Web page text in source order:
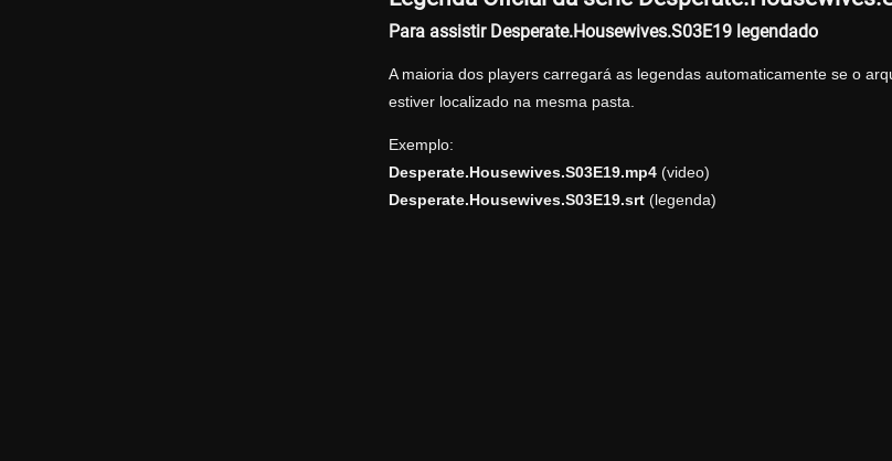
Para assistir Desperate.Housewives.S03E19 legendado
A maioria dos players carregará as legendas automaticamente se o
estiver localizado na mesma pasta.
Exemplo:
Desperate.Housewives.S03E19.mp4(video)
Desperate.Housewives.S03E19.srt(legenda)